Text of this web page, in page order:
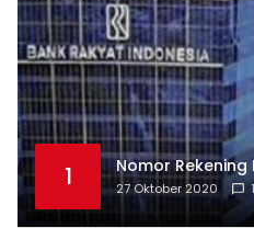
1 Nomor Rekening
27 Oktober 2020